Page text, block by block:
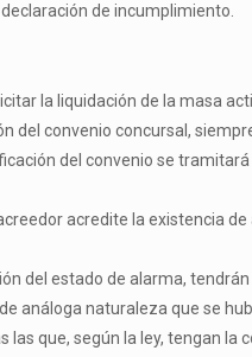
de incumplimiento.
la liquidación de la masa
del convenio concursal,
del convenio se
acredite la existencia de
del estado de alarma,
análoga naturaleza que se
que, según la ley, tengan la